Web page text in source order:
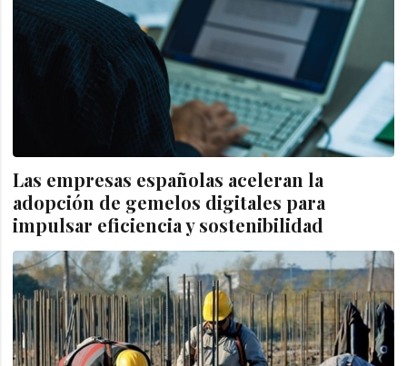
Las empresas españolas aceleran la
adopción de gemelos digitales para
impulsar eficiencia y sostenibilidad